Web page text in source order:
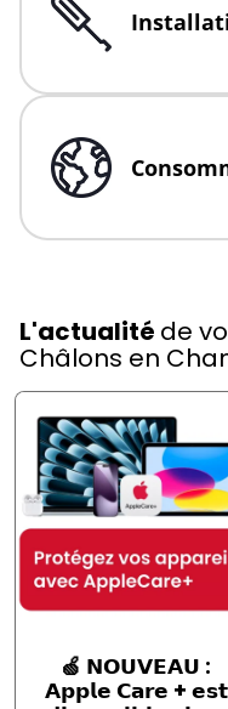
Click to expand
Click to expand or
L'actualité de
Châlons en
🍏 𝗡𝗢𝗨𝗩𝗘𝗔𝗨 :
𝗔𝗽𝗽𝗹𝗲 𝗖𝗮𝗿𝗲 + 𝗲𝘀𝘁